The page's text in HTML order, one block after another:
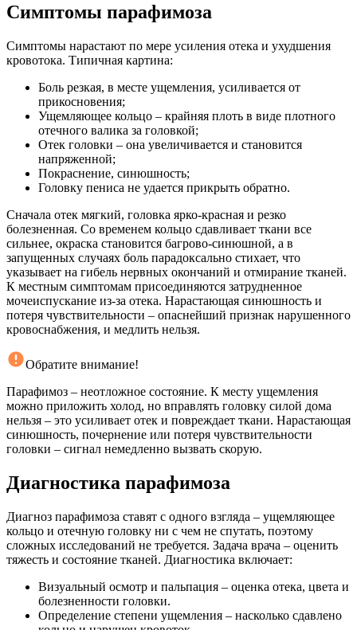
Симптомы парафимоза
Симптомы нарастают по мере усиления отека и ухудшения
кровотока. Типичная картина:
Боль резкая, в месте ущемления, усиливается от
прикосновения;
Ущемляющее кольцо – крайняя плоть в виде плотного
отечного валика за головкой;
Отек головки – она увеличивается и становится
напряженной;
Покраснение, синюшность;
Головку пениса не удается прикрыть обратно.
Сначала отек мягкий, головка ярко-красная и резко
болезненная. Со временем кольцо сдавливает ткани все
сильнее, окраска становится багрово-синюшной, а в
запущенных случаях боль парадоксально стихает, что
указывает на гибель нервных окончаний и отмирание тканей.
К местным симптомам присоединяются затрудненное
мочеиспускание из-за отека. Нарастающая синюшность и
потеря чувствительности – опаснейший признак нарушенного
кровоснабжения, и медлить нельзя.
Обратите внимание!
Парафимоз – неотложное состояние. К месту ущемления
можно приложить холод, но вправлять головку силой дома
нельзя – это усиливает отек и повреждает ткани. Нарастающая
синюшность, почернение или потеря чувствительности
головки – сигнал немедленно вызвать скорую.
Диагностика парафимоза
Диагноз парафимоза ставят с одного взгляда – ущемляющее
кольцо и отечную головку ни с чем не спутать, поэтому
сложных исследований не требуется. Задача врача – оценить
тяжесть и состояние тканей. Диагностика включает:
Визуальный осмотр и пальпация – оценка отека, цвета и
болезненности головки.
Определение степени ущемления – насколько сдавлено